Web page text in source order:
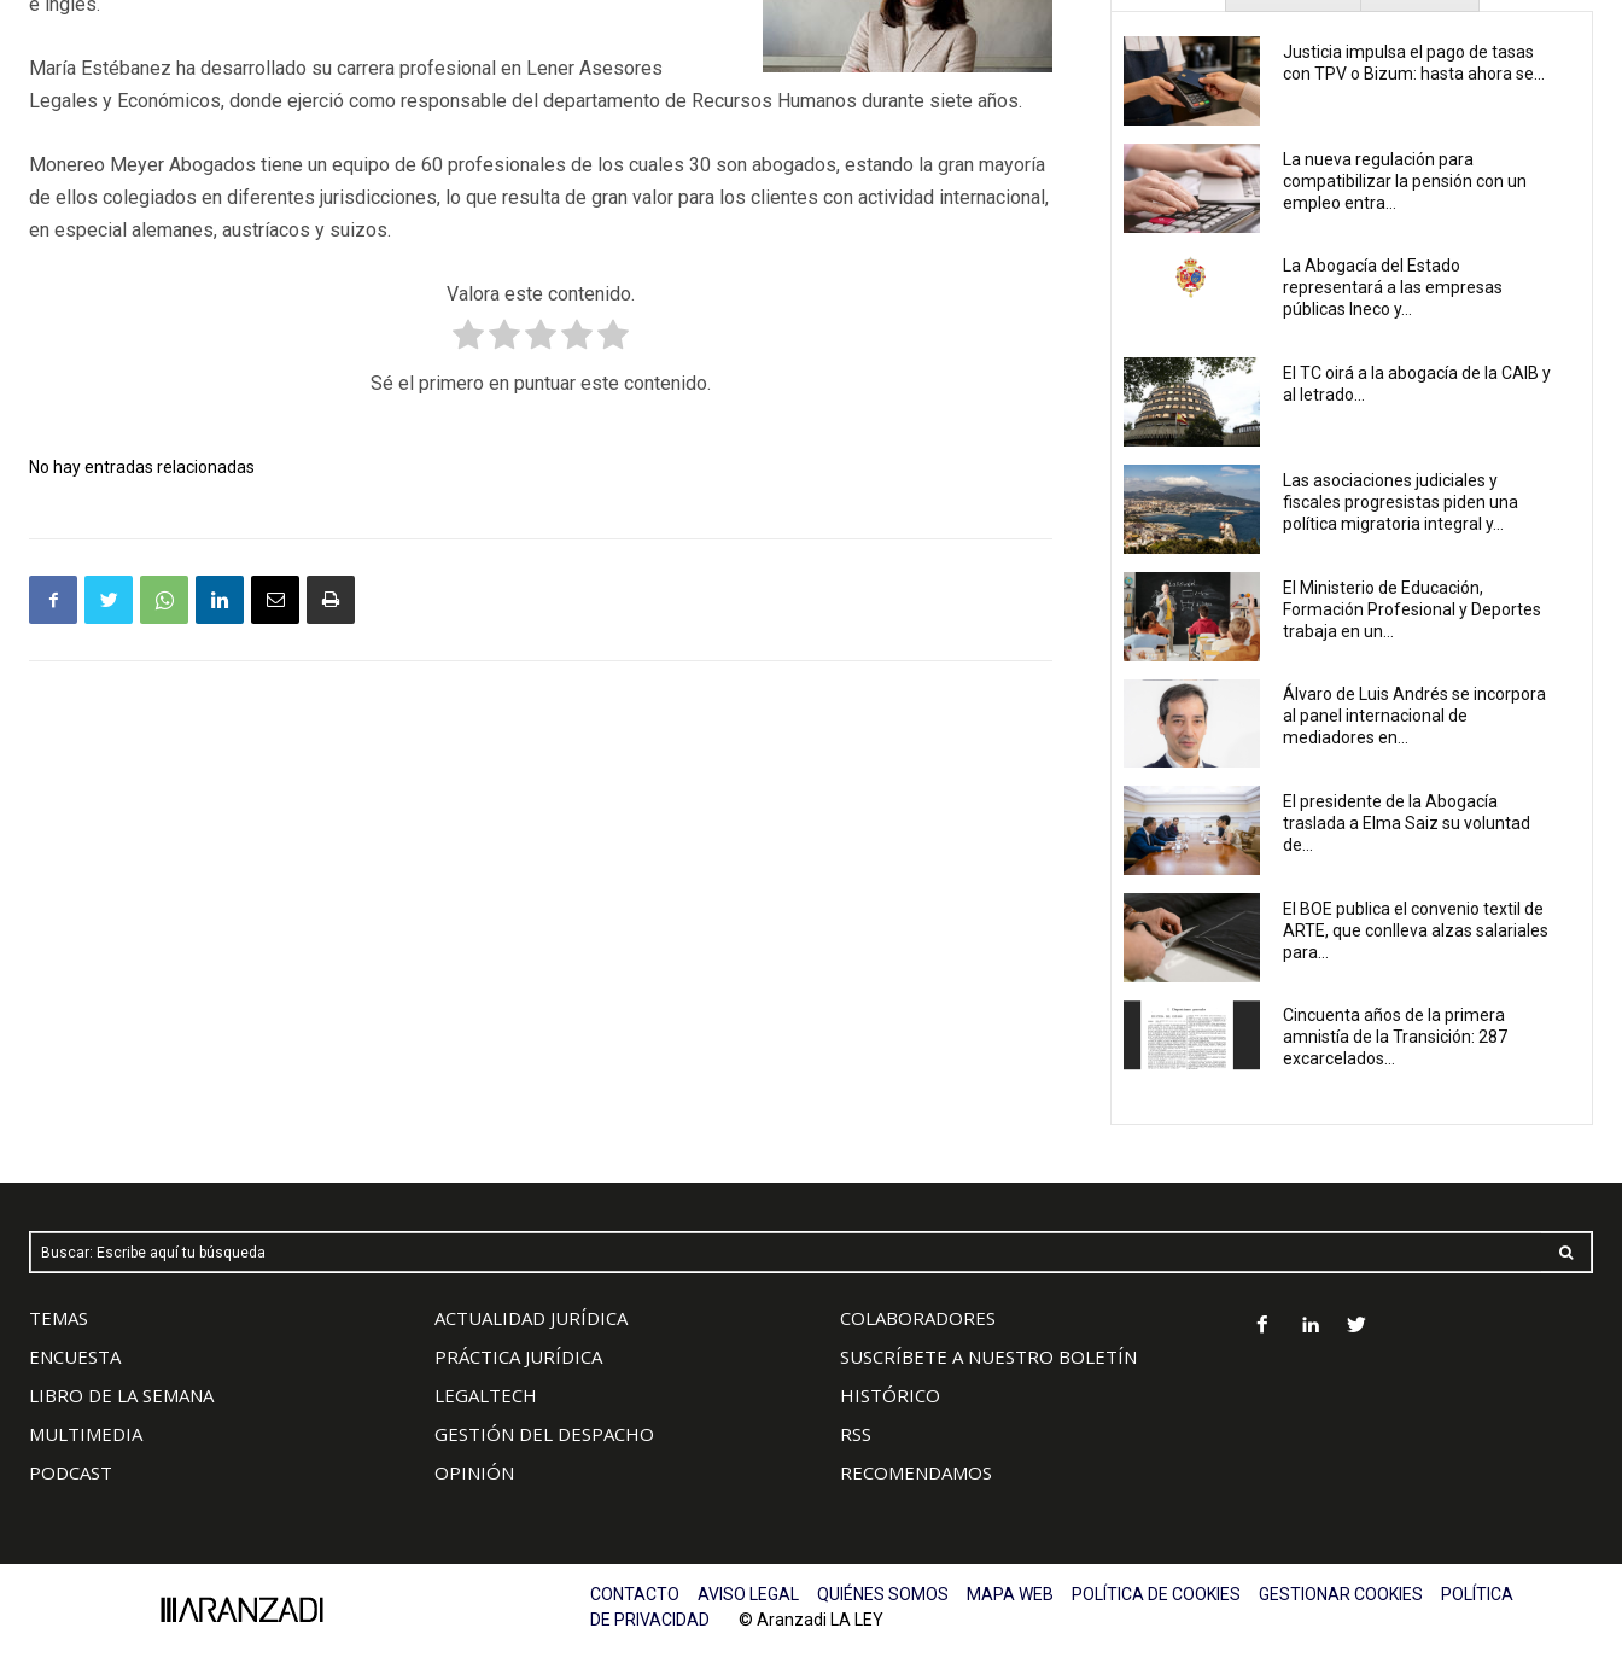
e inglés.
María Estébanez ha desarrollado su carrera profesional en Lener Asesores
Legales y Económicos, donde ejerció como responsable del departamento de Recursos Humanos durante siete años.
Monereo Meyer Abogados tiene un equipo de 60 profesionales de los cuales 30 son abogados, estando la gran mayoría
de ellos colegiados en diferentes jurisdicciones, lo que resulta de gran valor para los clientes con actividad internacional,
en especial alemanes, austríacos y suizos.
Valora este contenido.
Sé el primero en puntuar este contenido.
No hay entradas relacionadas
Justicia impulsa el pago de tasas
con TPV o Bizum: hasta ahora se...
La nueva regulación para
compatibilizar la pensión con un
empleo entra...
La Abogacía del Estado
representará a las empresas
públicas Ineco y...
El TC oirá a la abogacía de la CAIB y
al letrado...
Las asociaciones judiciales y
fiscales progresistas piden una
política migratoria integral y...
El Ministerio de Educación,
Formación Profesional y Deportes
trabaja en un...
Álvaro de Luis Andrés se incorpora
al panel internacional de
mediadores en...
El presidente de la Abogacía
traslada a Elma Saiz su voluntad
de...
El BOE publica el convenio textil de
ARTE, que conlleva alzas salariales
para...
Cincuenta años de la primera
amnistía de la Transición: 287
excarcelados...
Buscar: Escribe aquí tu búsqueda
TEMAS
ENCUESTA
LIBRO DE LA SEMANA
MULTIMEDIA
PODCAST
ACTUALIDAD JURÍDICA
PRÁCTICA JURÍDICA
LEGALTECH
GESTIÓN DEL DESPACHO
OPINIÓN
COLABORADORES
SUSCRÍBETE A NUESTRO BOLETÍN
HISTÓRICO
RSS
RECOMENDAMOS
CONTACTO AVISO LEGAL QUIÉNES SOMOS MAPA WEB POLÍTICA DE COOKIES GESTIONAR COOKIES
POLÍTICA
DE PRIVACIDAD © Aranzadi LA LEY